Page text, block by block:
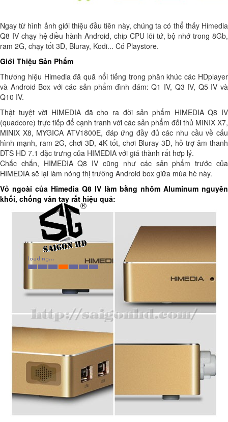
Ngay từ hình ảnh giới thiệu đầu tiên này, chúng ta có thể thấy Himedia
Q8 IV chạy hệ điều hành Android, chip CPU lõi tứ, bộ nhớ trong 8Gb,
ram 2G, chạy tốt 3D, Bluray, Kodi... Có Playstore.
Giới Thiệu Sản Phẩm
Thương hiệu Himedia đã quã nổi tiếng trong phân khúc các HDplayer
và Android Box với các sản phẩm đình đám: Q1 IV, Q3 IV, Q5 IV và
Q10 IV.
Thật tuyệt vời HIMEDIA đã cho ra đời sản phẩm HIMEDIA Q8 IV
(quadcore) trực tiếp để cạnh tranh với các sản phẩm đối thủ MINIX X7,
MINIX X8, MYGICA ATV1800E, đáp ứng đầy đủ các nhu cầu về cấu
hình mạnh, ram 2G, chơi 3D, 4K tốt, chơi Bluray 3D, hỗ trợ âm thanh
DTS HD 7.1 đặc trưng của HIMEDIA với giá thành rất hơp lý.
Chắc chắn, HIMEDIA Q8 IV cũng như các sản phẩm trước của
HIMEDIA sẽ lại làm nóng thị trường Android box giữa mùa hè này.
Vỏ ngoài của Himedia Q8 IV làm bằng nhôm Aluminum nguyên
khối, chống vân tay rất hiệu quả: